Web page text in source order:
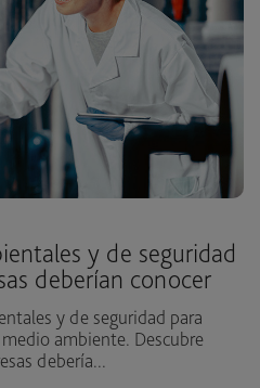
y de seguridad
deberían conocer
y de seguridad para
ambiente. Descubre
debería...